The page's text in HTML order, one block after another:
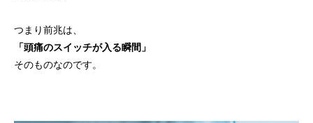
つまり前兆は、
「頭痛のスイッチが入る瞬間」
そのものなのです。